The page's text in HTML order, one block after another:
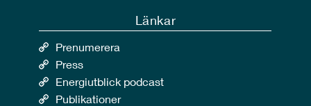
Länkar
Prenumerera
Press
Energiutblick podcast
Publikationer